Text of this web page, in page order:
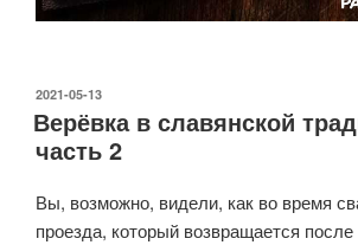
ОПУБЛИКОВАНО
2021-05-13
Верёвка в славянской
часть 2
Вы, возможно, видели, как во время
проезда, который возвращается после